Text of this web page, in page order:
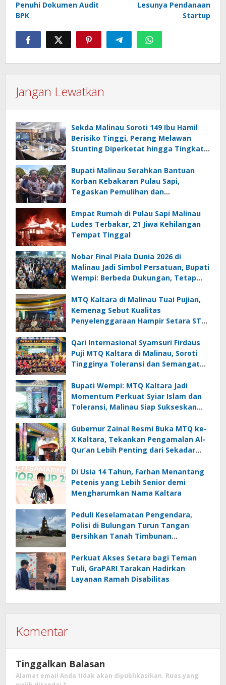
Penuhi Dokumen Audit
BPK
Lesunya Pendanaan
Startup
Jangan Lewatkan
Sekda Malinau Soroti 149 Ibu Hamil
Berisiko Tinggi, Perang Melawan
Stunting Diperketat hingga Tingkat
Bupati Malinau Serahkan Bantuan
Korban Kebakaran Pulau Sapi,
Tegaskan Pemulihan dan
Empat Rumah di Pulau Sapi Malinau
Ludes Terbakar, 21 Jiwa Kehilangan
Tempat Tinggal
Nobar Final Piala Dunia 2026 di
Malinau Jadi Simbol Persatuan, Bupati
Wempi: Berbeda Dukungan, Tetap
MTQ Kaltara di Malinau Tuai Pujian,
Kemenag Sebut Kualitas
Penyelenggaraan Hampir Setara STQ
Qari Internasional Syamsuri Firdaus
Puji MTQ Kaltara di Malinau, Soroti
Tingginya Toleransi dan Semangat
Bupati Wempi: MTQ Kaltara Jadi
Momentum Perkuat Syiar Islam dan
Toleransi, Malinau Siap Sukseskan
Gubernur Zainal Resmi Buka MTQ ke-
X Kaltara, Tekankan Pengamalan Al-
Qur’an Lebih Penting dari Sekadar
Di Usia 14 Tahun, Farhan Menantang
Petenis yang Lebih Senior demi
Mengharumkan Nama Kaltara
Peduli Keselamatan Pengendara,
Polisi di Bulungan Turun Tangan
Bersihkan Tanah Timbunan
Perkuat Akses Setara bagi Teman
Tuli, GraPARI Tarakan Hadirkan
Layanan Ramah Disabilitas
Komentar
Tinggalkan Balasan
Alamat email Anda tidak akan dipublikasikan. Ruas yang